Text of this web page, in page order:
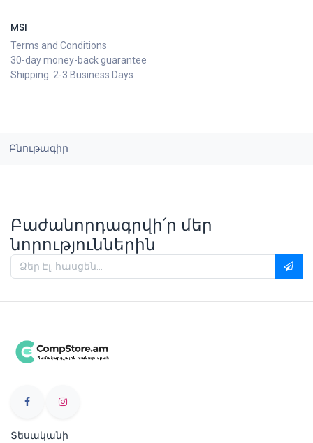
MSI
Terms and Conditions
30-day money-back guarantee
Shipping: 2-3 Business Days
Բնութագիր
Բաժանորդագրվի՛ր մեր
նորություններին
Տեսականի